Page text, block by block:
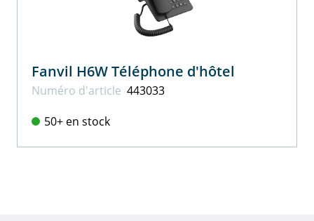
Fanvil H6W Téléphone d'hôtel
Numéro d'article 443033
50+ en stock